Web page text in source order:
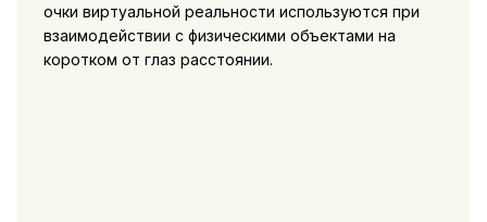
очки виртуальной реальности используются при
взаимодействии с физическими объектами на
коротком от глаз расстоянии.